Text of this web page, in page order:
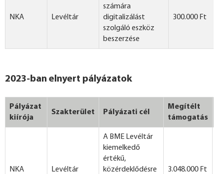
NKA Levéltár
számára
digitalizálást
szolgáló eszköz
beszerzése
300.000 Ft
2023-ban elnyert pályázatok
Pályázat
kiírója
Szakterület Pályázati cél
Megítélt
támogatás
NKA Levéltár
A BME Levéltár
kiemelkedő
értékű,
közérdeklődésre
3.048.000 Ft